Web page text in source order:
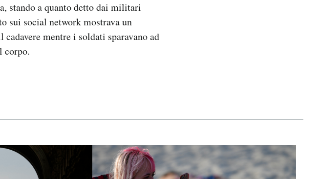
stando a quanto detto dai militari
sui social network mostrava un
mentre i soldati sparavano ad
corpo.